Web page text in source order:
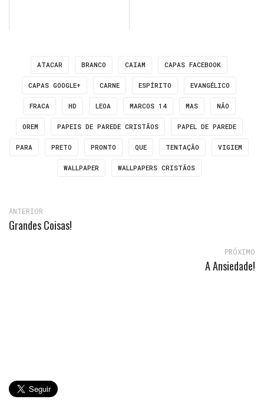
ATACAR BRANCO CAIAM CAPAS FACEBOOK
CAPAS GOOGLE+ CARNE ESPÍRITO EVANGÉLICO
FRACA HD LEOA MARCOS 14 MAS NÃO
OREM PAPEIS DE PAREDE CRISTÃOS PAPEL DE PAREDE
PARA PRETO PRONTO QUE TENTAÇÃO VIGIEM
WALLPAPER WALLPAPERS CRISTÃOS
ANTERIOR
Grandes Coisas!
PRÓXIMO
A Ansiedade!